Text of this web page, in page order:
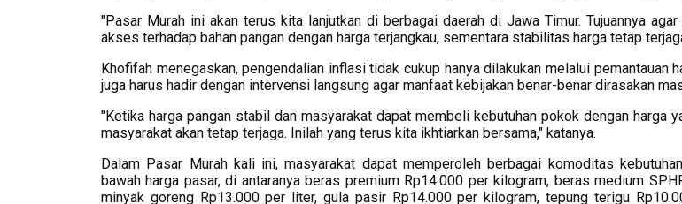
"Pasar Murah ini akan terus kita lanjutkan di berbagai daerah di Jawa Timur. Tujuannya
akses terhadap bahan pangan dengan harga terjangkau, sementara stabilitas harga tetap
Khofifah menegaskan, pengendalian inflasi tidak cukup hanya dilakukan melalui pemantauan
juga harus hadir dengan intervensi langsung agar manfaat kebijakan benar-benar dirasakan
"Ketika harga pangan stabil dan masyarakat dapat membeli kebutuhan pokok dengan harga
masyarakat akan tetap terjaga. Inilah yang terus kita ikhtiarkan bersama," katanya.
Dalam Pasar Murah kali ini, masyarakat dapat memperoleh berbagai komoditas
bawah harga pasar, di antaranya beras premium Rp14.000 per kilogram, beras medium
minyak goreng Rp13.000 per liter, gula pasir Rp14.000 per kilogram, tepung terigu